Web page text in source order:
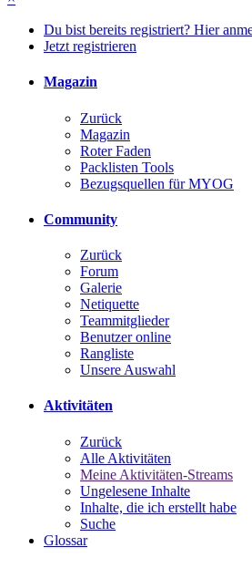
Du bist bereits registriert? Hier
Jetzt registrieren
Magazin
Zurück
Magazin
Roter Faden
Packlisten Tools
Bezugsquellen für MYOG
Community
Zurück
Forum
Galerie
Netiquette
Teammitglieder
Benutzer online
Rangliste
Unsere Auswahl
Aktivitäten
Zurück
Alle Aktivitäten
Meine Aktivitäten-Streams
Ungelesene Inhalte
Inhalte, die ich erstellt habe
Suche
Glossar